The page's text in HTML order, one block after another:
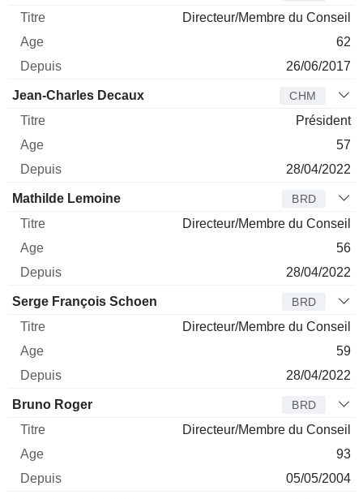
Directeur/Membre du Conseil
62
26/06/2017
Jean-Charles Decaux CHM
Président
57
28/04/2022
Mathilde Lemoine BRD
Directeur/Membre du Conseil
56
28/04/2022
Serge François Schoen BRD
Directeur/Membre du Conseil
59
28/04/2022
Bruno Roger BRD
Directeur/Membre du Conseil
93
05/05/2004